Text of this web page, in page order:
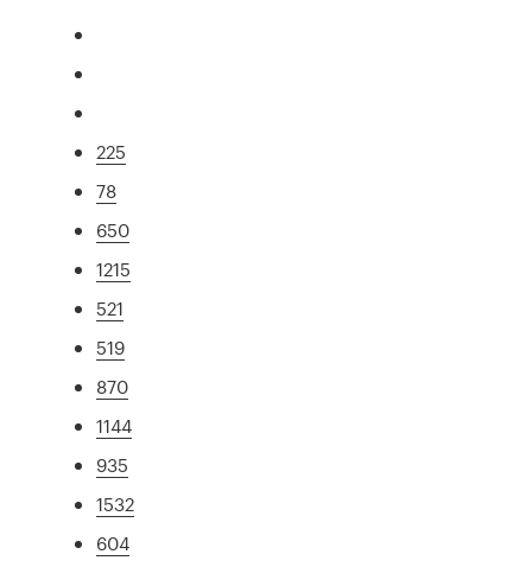
225
78
650
1215
521
519
870
1144
935
1532
604